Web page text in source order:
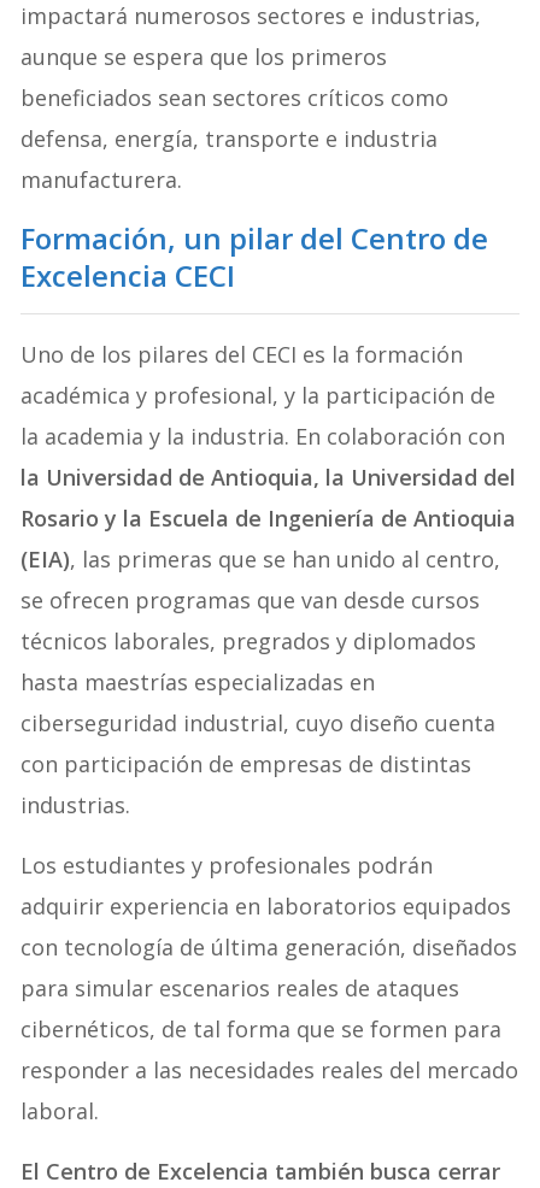
impactará numerosos sectores e industrias,
aunque se espera que los primeros
beneficiados sean sectores críticos como
defensa, energía, transporte e industria
manufacturera.
Formación, un pilar del Centro de
Excelencia CECI
Uno de los pilares del CECI es la formación
académica y profesional, y la participación de
la academia y la industria. En colaboración con
la Universidad de Antioquia, la Universidad del
Rosario y la Escuela de Ingeniería de Antioquia
(EIA), las primeras que se han unido al centro,
se ofrecen programas que van desde cursos
técnicos laborales, pregrados y diplomados
hasta maestrías especializadas en
ciberseguridad industrial, cuyo diseño cuenta
con participación de empresas de distintas
industrias.
Los estudiantes y profesionales podrán
adquirir experiencia en laboratorios equipados
con tecnología de última generación, diseñados
para simular escenarios reales de ataques
cibernéticos, de tal forma que se formen para
responder a las necesidades reales del mercado
laboral.
El Centro de Excelencia también busca cerrar